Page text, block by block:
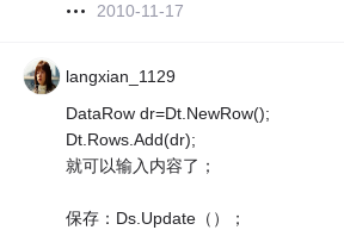
2010-11-17
langxian_1129
DataRow dr=Dt.NewRow();
Dt.Rows.Add(dr);
就可以输入内容了；
保存：Ds.Update（）；